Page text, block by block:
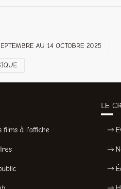
AU 14 OCTOBRE 2025
films à l'affiche
LE